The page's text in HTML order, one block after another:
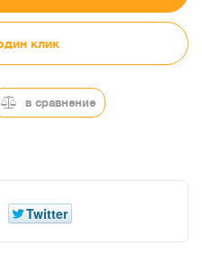
клик
в сравнение
Twitter